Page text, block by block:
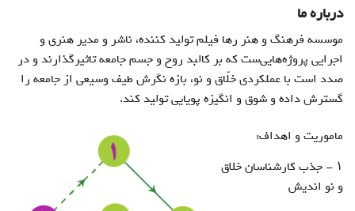
اخبار
استودیو
فروشگاه
مجله ویدئویی
کودک
درباره ما
موسسه فرهنگ و هنر رها فیلم تولید کننده، ناشر و مدیر هنری و
اجرایی پروژه‌هایی‌ست که بر کالبد روح و جسم جامعه تاثیرگذارند و در
صدد است با عملکردی خلّاق و نو، بازه نگرش طیف وسیعی از جامعه را
گسترش داده و شوق و انگیزه پویایی تولید کند.
ماموريت و اهداف:
۱ - جذب کارشناسان خلاق
و نو انديش